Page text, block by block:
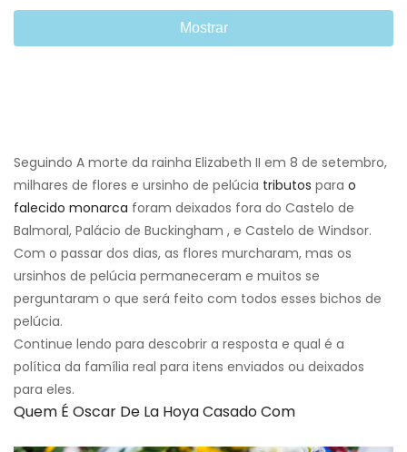
Mostrar
Seguindo A morte da rainha Elizabeth II em 8 de setembro,
milhares de flores e ursinho de pelúcia tributos para o
falecido monarca foram deixados fora do Castelo de
Balmoral, Palácio de Buckingham , e Castelo de Windsor.
Com o passar dos dias, as flores murcharam, mas os
ursinhos de pelúcia permaneceram e muitos se
perguntaram o que será feito com todos esses bichos de
pelúcia.
Continue lendo para descobrir a resposta e qual é a
política da família real para itens enviados ou deixados
para eles.
Quem É Oscar De La Hoya Casado Com